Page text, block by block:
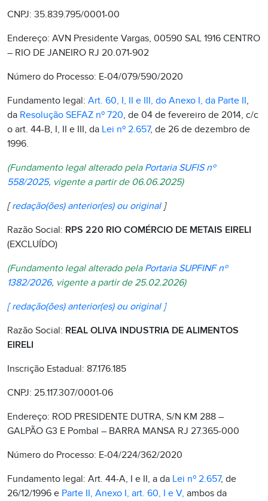
CNPJ: 35.839.795/0001-00
Endereço: AVN Presidente Vargas, 00590 SAL 1916 CENTRO
– RIO DE JANEIRO RJ 20.071-902
Número do Processo: E-04/079/590/2020
Fundamento legal: Art. 60, I, II e III, do Anexo I, da Parte II,
da Resolução SEFAZ nº 720, de 04 de fevereiro de 2014, c/c
o art. 44-B, I, II e III, da Lei nº 2.657, de 26 de dezembro de
1996.
(Fundamento legal alterado pela Portaria SUFIS nº
558/2025, vigente a partir de 06.06.2025)
[redação(ões) anterior(es) ou original ]
Razão Social: RPS 220 RIO COMÉRCIO DE METAIS EIRELI
(EXCLUÍDO)
(Fundamento legal alterado pela Portaria SUPFINF nº
1382/2026, vigente a partir de 25.02.2026)
[ redação(ões) anterior(es) ou original ]
Razão Social: REAL OLIVA INDUSTRIA DE ALIMENTOS
EIRELI
Inscrição Estadual: 87.176.185
CNPJ: 25.117.307/0001-06
Endereço: ROD PRESIDENTE DUTRA, S/N KM 288 –
GALPÃO G3 E Pombal – BARRA MANSA RJ 27.365-000
Número do Processo: E-04/224/362/2020
Fundamento legal: Art. 44-A, I e II, a da Lei nº 2.657, de
26/12/1996 e Parte II, Anexo I, art. 60, I e V, ambos da